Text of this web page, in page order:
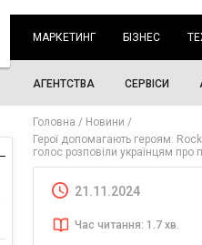
МАРКЕТИНГ БІЗНЕС
АГЕНТСТВА СЕРВІСИ
Головна
Новини
Герої допомагають героям:
голос розповіли українцям про
21.11.2024
Час читання: 1.7 хв.